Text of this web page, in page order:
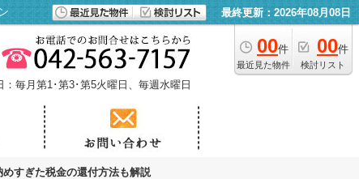
最終更新：2026年08月08日
00件
最近見た物件
00件
検討リスト
：毎月第1･第3･第5火曜日、毎週水曜日
すぎた税金の還付方法も解説